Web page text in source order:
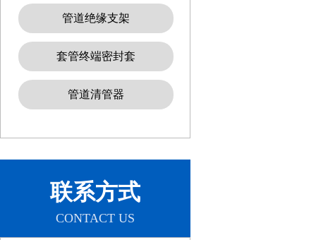
管道绝缘支架
套管终端密封套
管道清管器
联系方式
CONTACT US